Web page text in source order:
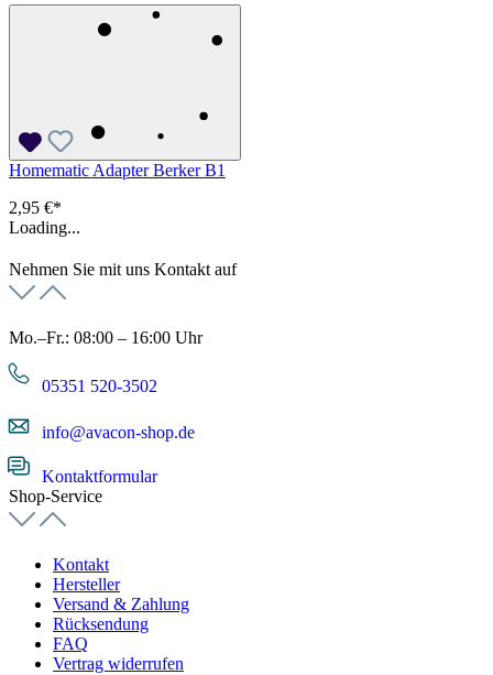
Homematic Adapter Berker B1
2,95 €*
Loading...
Nehmen Sie mit uns Kontakt auf
Mo.–Fr.: 08:00 – 16:00 Uhr
05351 520-3502
info@avacon-shop.de
Kontaktformular
Shop-Service
Kontakt
Hersteller
Versand & Zahlung
Rücksendung
FAQ
Vertrag widerrufen